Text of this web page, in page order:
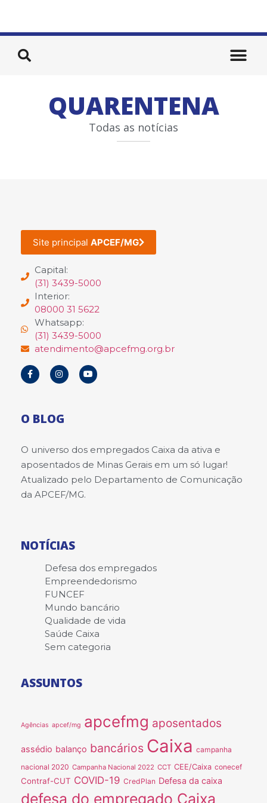
QUARENTENA
Todas as notícias
Site principal APCEF/MG
Capital:
(31) 3439-5000
Interior:
08000 31 5622
Whatsapp:
(31) 3439-5000
atendimento@apcefmg.org.br
O BLOG
O universo dos empregados Caixa da ativa e
aposentados de Minas Gerais em um só lugar!
Atualizado pelo Departamento de Comunicação
da APCEF/MG.
NOTÍCIAS
Defesa dos empregados
Empreendedorismo
FUNCEF
Mundo bancário
Qualidade de vida
Saúde Caixa
Sem categoria
ASSUNTOS
Agências apcef/mg apcefmg aposentados
assédio balanço bancários Caixa campanha
nacional 2020 Campanha Nacional 2022 CCT CEE/Caixa conecef
Contraf-CUT COVID-19 CredPlan Defesa da caixa
defesa do empregado Caixa